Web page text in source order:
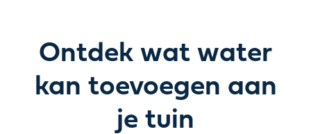
Ontdek wat water
kan toevoegen aan
je tuin